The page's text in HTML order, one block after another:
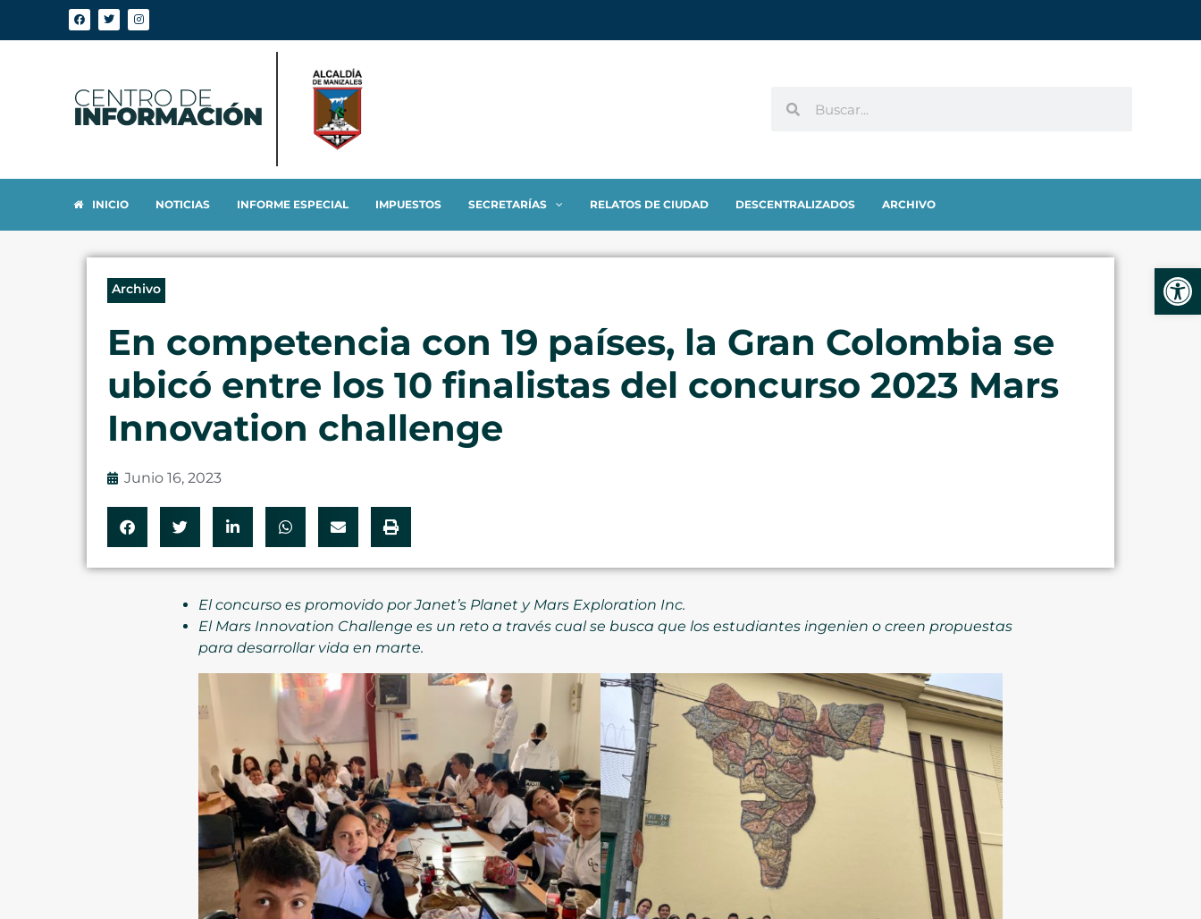
INICIO NOTICIAS INFORME ESPECIAL IMPUESTOS SECRETARÍAS RELATOS DE CIUDAD DESCENTRALIZADOS ARCHIVO
Archivo
En competencia con 19 países, la Gran Colombia se
ubicó entre los 10 finalistas del concurso 2023 Mars
Innovation challenge
Junio 16, 2023
El concurso es promovido por Janet’s Planet y Mars Exploration Inc.
El Mars Innovation Challenge es un reto a través cual se busca que los estudiantes ingenien o creen propuestas
para desarrollar vida en marte.